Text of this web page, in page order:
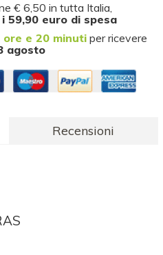
€ 6,50 in tutta Italia,
59,90 euro di spesa
ore e 20 minuti per ricevere
agosto
Recensioni